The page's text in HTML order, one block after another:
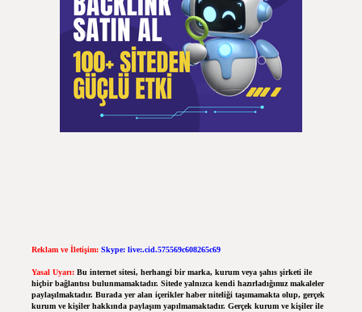
Reklam ve İletişim: Skype: live:.cid.575569c608265c69
Yasal Uyarı: Bu internet sitesi, herhangi bir marka, kurum veya şahıs şirketi ile
hiçbir bağlantısı bulunmamaktadır. Sitede yalnızca kendi hazırladığımız makaleler
paylaşılmaktadır. Burada yer alan içerikler haber niteliği taşımamakta olup, gerçek
kurum ve kişiler hakkında paylaşım yapılmamaktadır. Gerçek kurum ve kişiler ile